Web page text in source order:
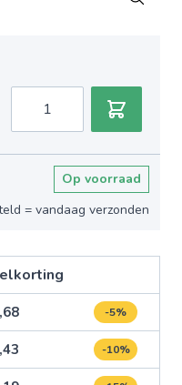
Op voorraad
= vandaag verzonden
-5%
-10%